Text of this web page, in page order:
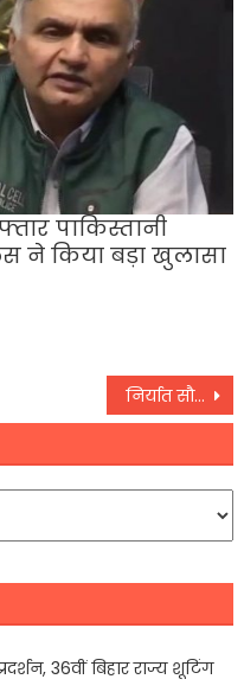
पाकिस्तानी
ने किया बड़ा खुलासा
निर्यात सौदे को आगे बढ़ाने के लिए भारत वैश्विक चीनी कीमतों के बढ़ने का कर रहा इंतजार: ISMA
36वीं बिहार राज्य शूटिंग